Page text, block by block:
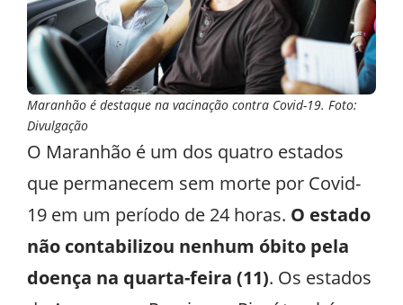
Maranhão é destaque na vacinação contra Covid-19. Foto:
Divulgação
O Maranhão é um dos quatro estados
que permanecem sem morte por Covid-
19 em um período de 24 horas. O estado
não contabilizou nenhum óbito pela
doença na quarta-feira (11). Os estados